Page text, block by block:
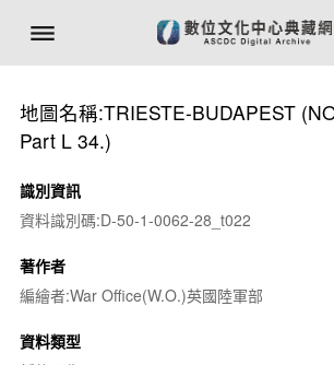
地圖名稱:TRIESTE-BUDAPEST
Part L 34.)
識別資訊
資料識別碼:D-50-1-0062-28_t022
著作者
編繪者:War Office(W.O.)英國陸軍部
資料類型